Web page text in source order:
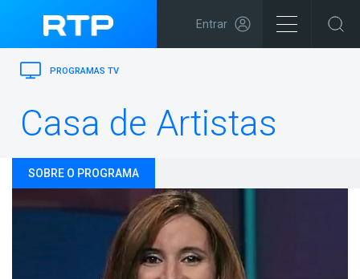
Entrar
PROGRAMAS TV
Casa de Artistas
SOBRE O PROGRAMA